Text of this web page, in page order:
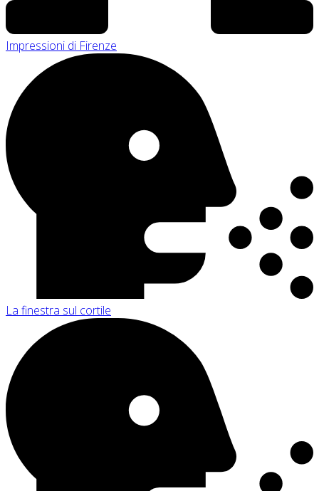
Impressioni di Firenze
La finestra sul cortile